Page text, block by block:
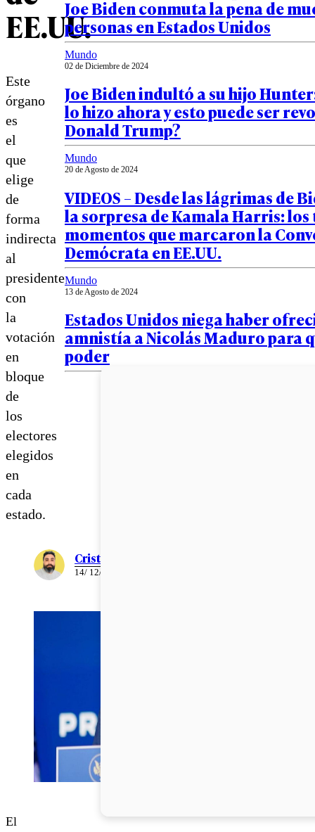
EE.UU.
Este
órgano
es
el
que
elige
de
forma
indirecta
al
presidente
con
la
votación
en
bloque
de
los
electores
elegidos
en
cada
estado.
Cristián Meza
14/ 12/ 2020
El
Joe Biden conmuta la pena de
personas en Estados Unidos
Mundo
02 de Diciembre de 2024
Joe Biden indultó a su hijo
lo hizo ahora y esto puede ser
Donald Trump?
Mundo
20 de Agosto de 2024
VIDEOS – Desde las lágrimas de
la sorpresa de Kamala Harris: los
momentos que marcaron la
Demócrata en EE.UU.
Mundo
13 de Agosto de 2024
Estados Unidos niega haber
amnistía a Nicolás Maduro para
poder